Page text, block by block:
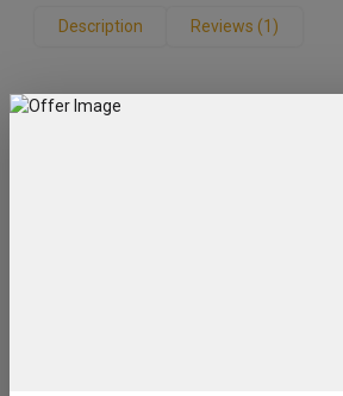
Description Reviews (1)